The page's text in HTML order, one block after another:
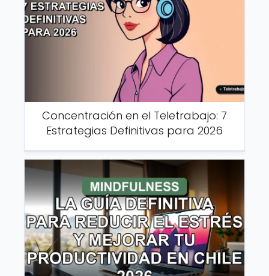
Concentración en el Teletrabajo: 7
Estrategias Definitivas para 2026